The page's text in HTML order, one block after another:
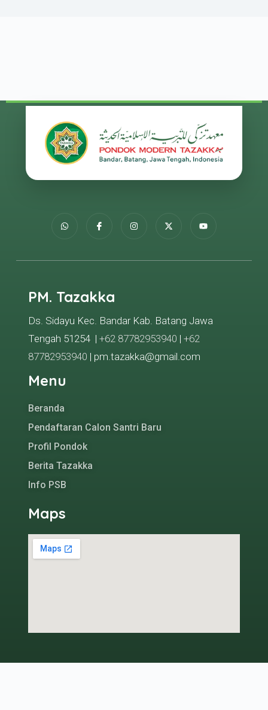
PM. Tazakka
Ds. Sidayu Kec. Bandar Kab. Batang Jawa
Tengah 51254 | +62 87782953940 | +62
87782953940 | pm.tazakka@gmail.com
Menu
Beranda
Pendaftaran Calon Santri Baru
Profil Pondok
Berita Tazakka
Info PSB
Maps